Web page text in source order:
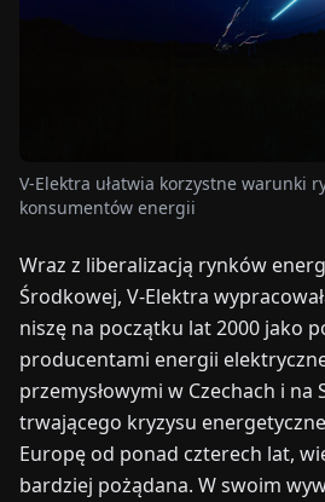
PAPER
ENDEFR ESITNLPL HU
SKONTAKTUJ
SIĘ
Z
NAMI
V-Elektra ułatwia korzystne warunki
konsumentów energii
Wraz z liberalizacją rynków
Środkowej, V-Elektra
niszę na początku lat 2000 jako
producentami energii
przemysłowymi w Czechach i na
trwającego kryzysu
Europę od ponad czterech lat,
bardziej pożądana. W swoim